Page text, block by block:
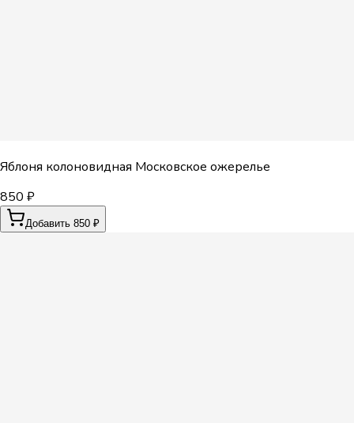
Яблоня колоновидная Московское ожерелье
850 ₽
Добавить 850 ₽